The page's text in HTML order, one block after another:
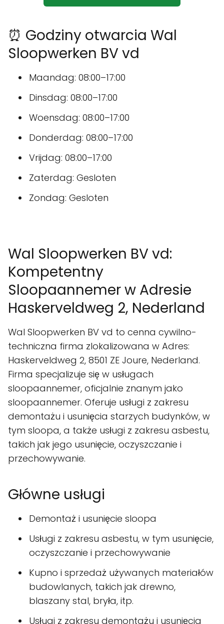
⏰ Godziny otwarcia Wal
Sloopwerken BV vd
Maandag: 08:00–17:00
Dinsdag: 08:00–17:00
Woensdag: 08:00–17:00
Donderdag: 08:00–17:00
Vrijdag: 08:00–17:00
Zaterdag: Gesloten
Zondag: Gesloten
Wal Sloopwerken BV vd:
Kompetentny
Sloopaannemer w Adresie
Haskerveldweg 2, Nederland
Wal Sloopwerken BV vd to cenna cywilno-
techniczna firma zlokalizowana w Adres:
Haskerveldweg 2, 8501 ZE Joure, Nederland.
Firma specjalizuje się w usługach
sloopaannemer, oficjalnie znanym jako
sloopaannemer. Oferuje usługi z zakresu
demontażu i usunięcia starzych budynków, w
tym sloopa, a także usługi z zakresu asbestu,
takich jak jego usunięcie, oczyszczanie i
przechowywanie.
Główne usługi
Demontaż i usunięcie sloopa
Usługi z zakresu asbestu, w tym usunięcie,
oczyszczanie i przechowywanie
Kupno i sprzedaż używanych materiałów
budowlanych, takich jak drewno,
blaszany stal, bryła, itp.
Usługi z zakresu demontażu i usunięcia